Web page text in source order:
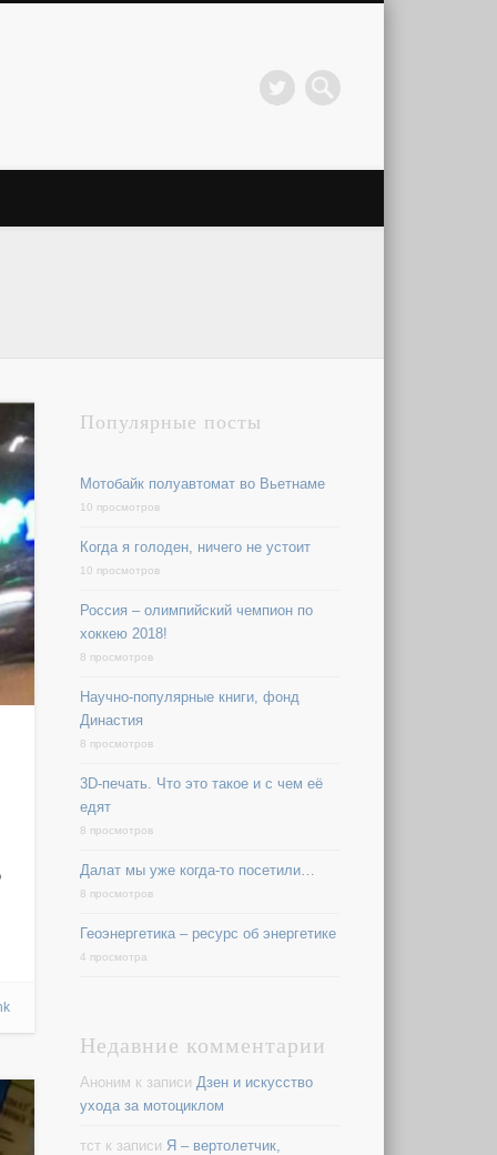
Популярные посты
Мотобайк полуавтомат во Вьетнаме
10 просмотров
Когда я голоден, ничего не устоит
10 просмотров
Россия – олимпийский чемпион по
хоккею 2018!
8 просмотров
Научно-популярные книги, фонд
Династия
8 просмотров
3D-печать. Что это такое и с чем её
едят
8 просмотров
Далат мы уже когда-то посетили…
8 просмотров
Геоэнергетика – ресурс об энергетике
4 просмотра
Недавние комментарии
Аноним к записи Дзен и искусство
ухода за мотоциклом
тст к записи Я – вертолетчик,